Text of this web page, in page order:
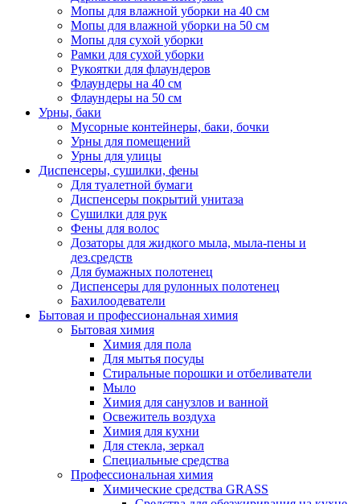
Мопы для влажной уборки на 40 см
Мопы для влажной уборки на 50 см
Мопы для сухой уборки
Рамки для сухой уборки
Рукоятки для флаундеров
Флаундеры на 40 см
Флаундеры на 50 см
Урны, баки
Мусорные контейнеры, баки, бочки
Урны для помещений
Урны для улицы
Диспенсеры, сушилки, фены
Для туалетной бумаги
Диспенсеры покрытий унитаза
Сушилки для рук
Фены для волос
Дозаторы для жидкого мыла, мыла-пены и
дез.средств
Для бумажных полотенец
Диспенсеры для рулонных полотенец
Бахилоодеватели
Бытовая и профессиональная химия
Бытовая химия
Химия для пола
Для мытья посуды
Стиральные порошки и отбеливатели
Мыло
Химия для санузлов и ванной
Освежитель воздуха
Химия для кухни
Для стекла, зеркал
Специальные средства
Профессиональная химия
Химические средства GRASS